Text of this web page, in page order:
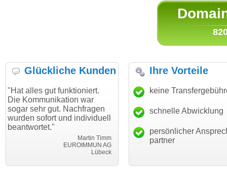
Glückliche Kunden
funktioniert.
war
Nachfragen
und individuell
"Danke für den schnellen
Transfer und guten Service!"
Thomas Schäfer
i can eckert communication GmbH
"Ich bin
haben.
mein
Ihre Vorteile
keine
schnelle Abwicklung
persönlicher
partner